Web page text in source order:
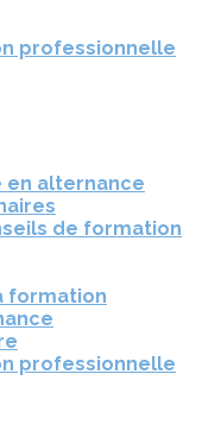
professionnelle
en alternance
de formation
formation
professionnelle